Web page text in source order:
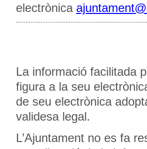
electrònica
La informació facilitada
figura a la seu
de seu electrònica
validesa legal.
L’Ajuntament no es fa